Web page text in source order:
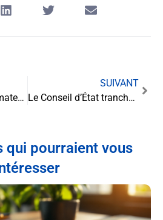
Droits des consommateurs et garanties pour les acheteurs de voitures Tesla : ce que vous devez savoir
SUIVANT
Le Conseil d’État tranche : les dénominations charcutières pour le végétal maintenues
qui pourraient vous